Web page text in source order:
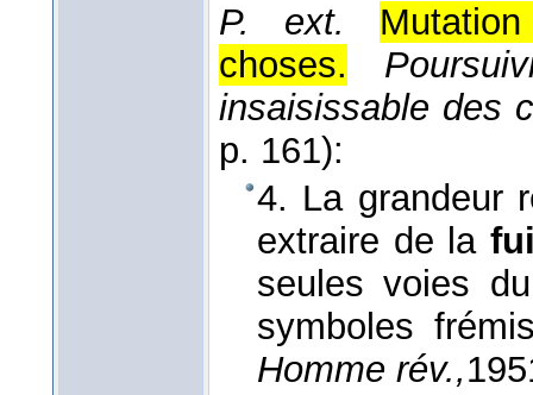
P. ext.
choses.
insaisissable des
p. 161):
4. La grandeur
extraire de la
seules voies
symboles
Homme rév.,